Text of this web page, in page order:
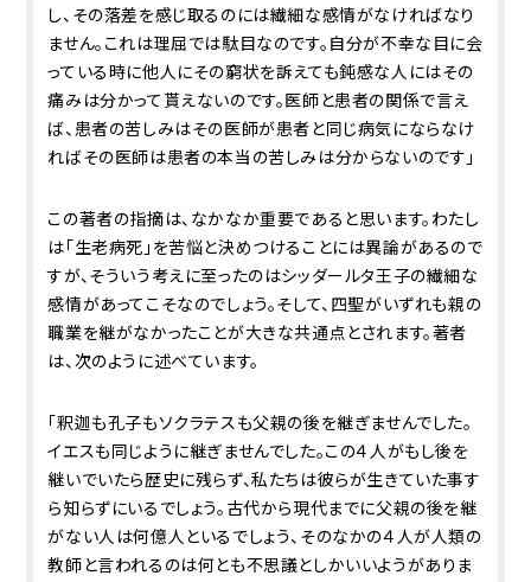
し、その落差を感じ取るのには繊細な感情がなければなり
ません。これは理屈では駄目なのです。自分が不幸な目に会
っている時に他人にその窮状を訴えても鈍感な人にはその
痛みは分かって貰えないのです。医師と患者の関係で言え
ば、患者の苦しみはその医師が患者と同じ病気にならなけ
ればその医師は患者の本当の苦しみは分からないのです」
この著者の指摘は、なかなか重要であると思います。わたし
は「生老病死」を苦悩と決めつけることには異論があるので
すが、そういう考えに至ったのはシッダールタ王子の繊細な
感情があってこそなのでしょう。そして、四聖がいずれも親の
職業を継がなかったことが大きな共通点とされます。著者
は、次のように述べています。
「釈迦も孔子もソクラテスも父親の後を継ぎませんでした。
イエスも同じように継ぎませんでした。この４人がもし後を
継いでいたら歴史に残らず、私たちは彼らが生きていた事す
ら知らずにいるでしょう。古代から現代までに父親の後を継
がない人は何億人といるでしょう、そのなかの４人が人類の
教師と言われるのは何とも不思議としかいいようがありま